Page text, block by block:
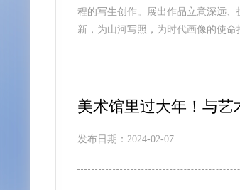
程的写生创作。展出作品立意深远
新，为山河写照，为时代画像的使命
美术馆里过大年！与艺
发布日期：2024-02-07